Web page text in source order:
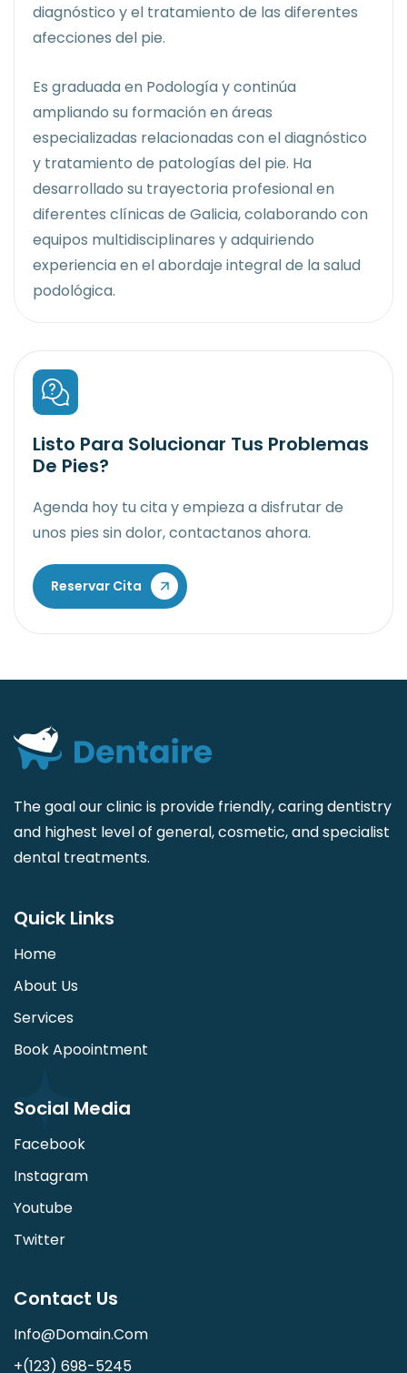
diagnóstico y el tratamiento de las diferentes
afecciones del pie.
Es graduada en Podología y continúa
ampliando su formación en áreas
especializadas relacionadas con el diagnóstico
y tratamiento de patologías del pie. Ha
desarrollado su trayectoria profesional en
diferentes clínicas de Galicia, colaborando con
equipos multidisciplinares y adquiriendo
experiencia en el abordaje integral de la salud
podológica.
Listo Para Solucionar Tus Problemas
De Pies?
Agenda hoy tu cita y empieza a disfrutar de
unos pies sin dolor, contactanos ahora.
Reservar Cita
The goal our clinic is provide friendly, caring dentistry
and highest level of general, cosmetic, and specialist
dental treatments.
Quick Links
Home
About Us
Services
Book Apoointment
Social Media
Facebook
Instagram
Youtube
Twitter
Contact Us
Info@domain.com
+(123) 698-5245